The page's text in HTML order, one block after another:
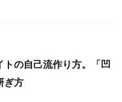
トの自己流作り方。「凹
ぎ方